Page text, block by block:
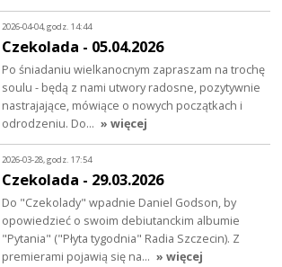
2026-04-04, godz. 14:44
Czekolada - 05.04.2026
Po śniadaniu wielkanocnym zapraszam na trochę
soulu - będą z nami utwory radosne, pozytywnie
nastrajające, mówiące o nowych początkach i
odrodzeniu. Do… » więcej
2026-03-28, godz. 17:54
Czekolada - 29.03.2026
Do "Czekolady" wpadnie Daniel Godson, by
opowiedzieć o swoim debiutanckim albumie
"Pytania" ("Płyta tygodnia" Radia Szczecin). Z
premierami pojawią się na… » więcej